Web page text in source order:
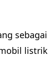
sebagai
listrik